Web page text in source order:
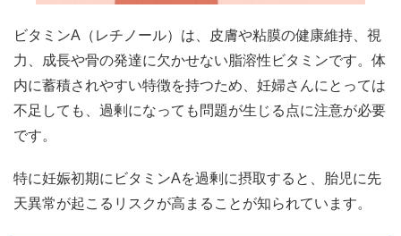
ビタミンA（レチノール）は、皮膚や粘膜の健康維持、視
力、成長や骨の発達に欠かせない脂溶性ビタミンです。体
内に蓄積されやすい特徴を持つため、妊婦さんにとっては
不足しても、過剰になっても問題が生じる点に注意が必要
です。
特に妊娠初期にビタミンAを過剰に摂取すると、胎児に先
天異常が起こるリスクが高まることが知られています。